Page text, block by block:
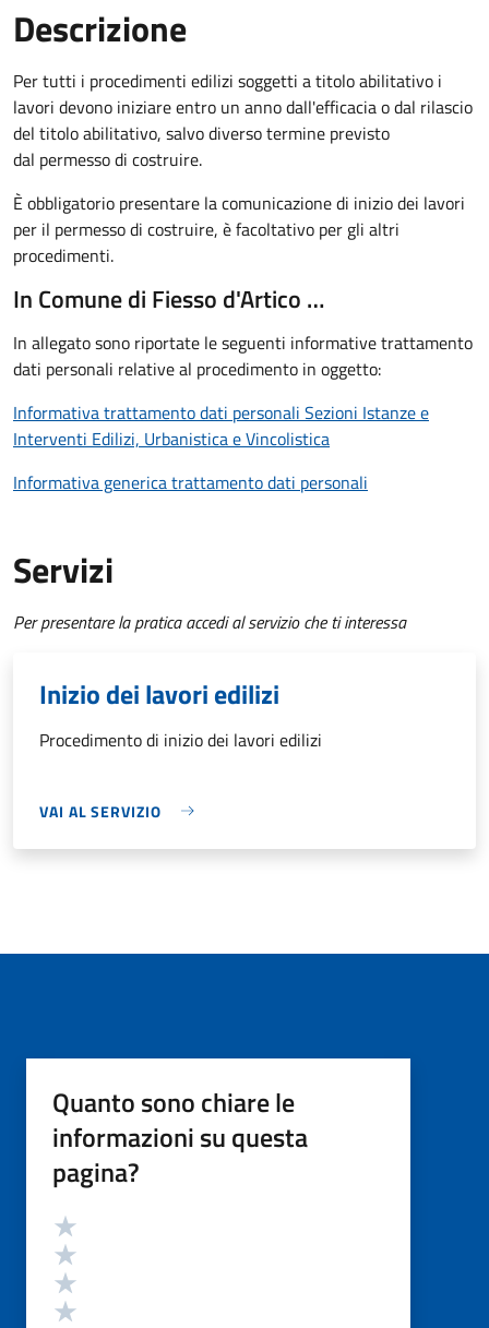
Descrizione
Per tutti i procedimenti edilizi soggetti a titolo abilitativo i
lavori devono iniziare entro un anno dall'efficacia o dal rilascio
del titolo abilitativo, salvo diverso termine previsto
dal permesso di costruire.
È obbligatorio presentare la comunicazione di inizio dei lavori
per il permesso di costruire, è facoltativo per gli altri
procedimenti.
In Comune di Fiesso d'Artico …
In allegato sono riportate le seguenti informative trattamento
dati personali relative al procedimento in oggetto:
Informativa trattamento dati personali Sezioni Istanze e
Interventi Edilizi, Urbanistica e Vincolistica
Informativa generica trattamento dati personali
Servizi
Per presentare la pratica accedi al servizio che ti interessa
Inizio dei lavori edilizi
Procedimento di inizio dei lavori edilizi
VAI AL SERVIZIO
Quanto sono chiare le
informazioni su questa
pagina?
Valutazione